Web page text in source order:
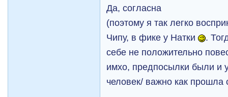
Да, согласна
(поэтому я так легко
Чипу, в фике у Натки
.
себе не положительно
имхо, предпосылки были и
человек/ важно как прошла